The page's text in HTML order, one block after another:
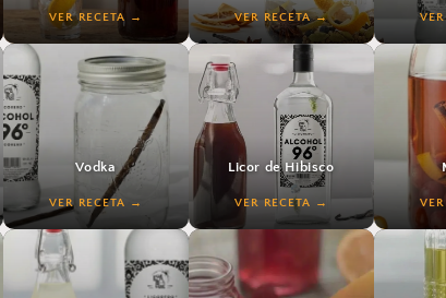
VER RECETA
VER RECETA
VER RECETA
VER RECETA VER
Vodka
VER RECETA
VER RECETA
Licor de Hibisco
VER RECETA
VER RECETA VER